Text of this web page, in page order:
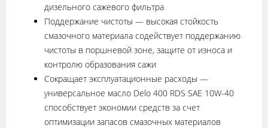
дизельного сажевого фильтра
Поддержание чистоты — высокая стойкость
смазочного материала содействует поддержанию
чистоты в поршневой зоне, защите от износа и
контролю образования сажи
Сокращает эксплуатационные расходы —
универсальное масло Delo 400 RDS SAE 10W-40
способствует экономии средств за счет
оптимизации запасов смазочных материалов